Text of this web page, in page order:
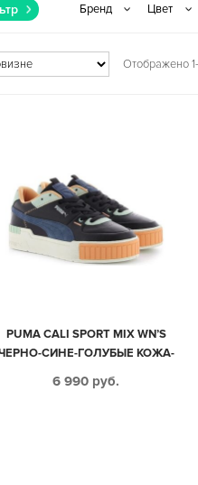
Отображено
PUMA CALI SPORT MIX WN’S
СИНЕ-ГОЛУБЫЕ КОЖА-
6 990 руб.